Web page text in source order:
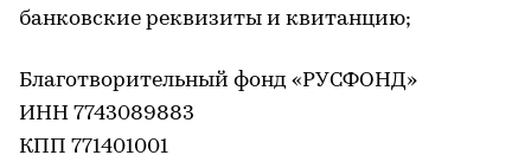
банковские реквизиты и квитанцию;
Благотворительный фонд «РУСФОНД»
ИНН 7743089883
КПП 771401001